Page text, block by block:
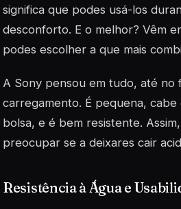
significa que podes usá-los
desconforto. E o melhor? Vêm
podes escolher a que mais
A Sony pensou em tudo, até no
carregamento. É pequena,
bolsa, e é bem resistente.
preocupar se a deixares cair
Resistência à Água e